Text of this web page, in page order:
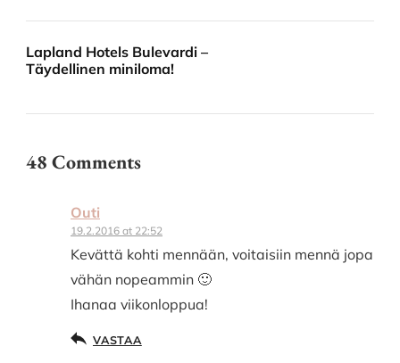
Lapland Hotels Bulevardi –
Täydellinen miniloma!
48 Comments
Outi
19.2.2016 at 22:52
Kevättä kohti mennään, voitaisiin mennä jopa
vähän nopeammin 🙂
Ihanaa viikonloppua!
VASTAA